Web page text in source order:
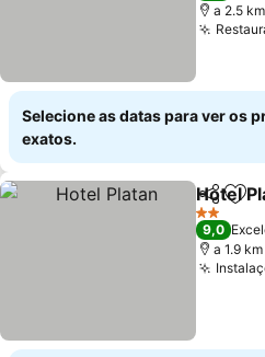
a 2.5
Selecione as datas para ver os
exatos.
Partilhar
Hotel
2 Estrelas
9,0
a 1.9